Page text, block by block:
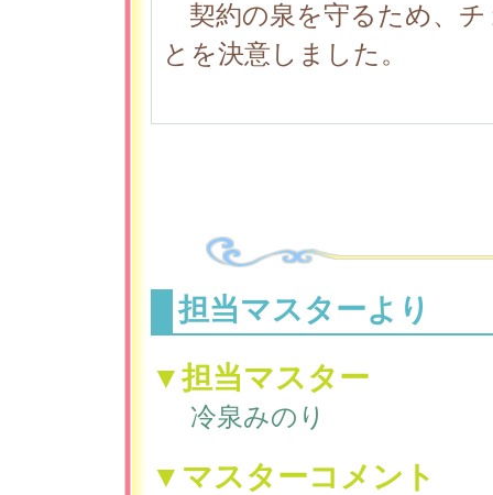
契約の泉を守るため、チ
とを決意しました。
担当マスターより
▼担当マスター
冷泉みのり
▼マスターコメント